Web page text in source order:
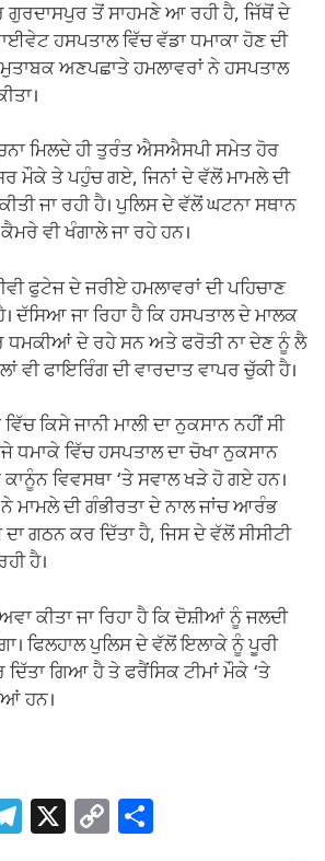
ਗੁਰਦਾਸਪੁਰ ਤੋਂ ਸਾਹਮਣੇ ਆ ਰਹੀ ਹੈ, ਜਿੱਥੋਂ ਦੇ
ਹਸਪਤਾਲ ਵਿੱਚ ਵੱਡਾ ਧਮਾਕਾ ਹੋਣ ਦੀ
ਅਣਪਛਾਤੇ ਹਮਲਾਵਰਾਂ ਨੇ ਹਸਪਤਾਲ
ਮਿਲਦੇ ਹੀ ਤੁਰੰਤ ਐਸਐਸਪੀ ਸਮੇਤ ਹੋਰ
ਮੌਕੇ ਤੇ ਪਹੁੰਚ ਗਏ, ਜਿਨਾਂ ਦੇ ਵੱਲੋਂ ਮਾਮਲੇ ਦੀ
ਜਾ ਰਹੀ ਹੈ। ਪੁਲਿਸ ਦੇ ਵੱਲੋਂ ਘਟਨਾ ਸਥਾਨ
ਵੀ ਖੰਗਾਲੇ ਜਾ ਰਹੇ ਹਨ।
ਫੁਟੇਜ ਦੇ ਜਰੀਏ ਹਮਲਾਵਰਾਂ ਦੀ ਪਹਿਚਾਣ
ਦੱਸਿਆ ਜਾ ਰਿਹਾ ਹੈ ਕਿ ਹਸਪਤਾਲ ਦੇ ਮਾਲਕ
ਦੇ ਰਹੇ ਸਨ ਅਤੇ ਫਰੋਤੀ ਨਾ ਦੇਣ ਨੂੰ ਲੈ
ਵੀ ਫਾਇਰਿੰਗ ਦੀ ਵਾਰਦਾਤ ਵਾਪਰ ਚੁੱਕੀ ਹੈ।
ਕਿਸੇ ਜਾਨੀ ਮਾਲੀ ਦਾ ਨੁਕਸਾਨ ਨਹੀਂ ਸੀ
ਵਿੱਚ ਹਸਪਤਾਲ ਦਾ ਚੋਖਾ ਨੁਕਸਾਨ
ਵਿਵਸਥਾ ‘ਤੇ ਸਵਾਲ ਖੜੇ ਹੋ ਗਏ ਹਨ।
ਮਾਮਲੇ ਦੀ ਗੰਭੀਰਤਾ ਦੇ ਨਾਲ ਜਾਂਚ ਆਰੰਭ
ਗਠਨ ਕਰ ਦਿੱਤਾ ਹੈ, ਜਿਸ ਦੇ ਵੱਲੋਂ ਸੀਸੀਟੀ
ਹੈ।
ਕੀਤਾ ਜਾ ਰਿਹਾ ਹੈ ਕਿ ਦੋਸ਼ੀਆਂ ਨੂੰ ਜਲਦੀ
ਫਿਲਹਾਲ ਪੁਲਿਸ ਦੇ ਵੱਲੋਂ ਇਲਾਕੇ ਨੂੰ ਪੂਰੀ
ਦਿੱਤਾ ਗਿਆ ਹੈ ਤੇ ਫਰੈਂਸਿਕ ਟੀਮਾਂ ਮੌਕੇ ‘ਤੇ
ਹਨ।
T X C